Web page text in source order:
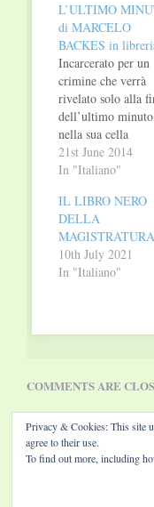
L’ULTIMO
di MARCELO
BACKES in
Incarcerato per un
crimine che verrà
rivelato solo alla
dell’ultimo
nella sua cella
solitaria, João decide
di raccontare la
seminarista. Ex
allenatore di calcio,
convive con il senso
di colpa perché non
riusciva ad amare il
21st June 2014
In "Italiano"
IL LIBRO NERO
DELLA
MAGISTRATURA
10th July 2021
In "Italiano"
COMMENTS ARE
Privacy & Cookies: This site
agree to their use.
To find out more, including